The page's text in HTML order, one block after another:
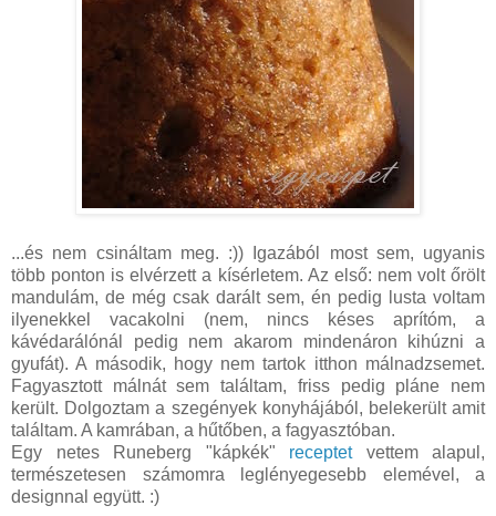
...és nem csináltam meg. :)) Igazából most sem, ugyanis
több ponton is elvérzett a kísérletem. Az első: nem volt őrölt
mandulám, de még csak darált sem, én pedig lusta voltam
ilyenekkel vacakolni (nem, nincs késes aprítóm, a
kávédarálónál pedig nem akarom mindenáron kihúzni a
gyufát). A második, hogy nem tartok itthon málnadzsemet.
Fagyasztott málnát sem találtam, friss pedig pláne nem
került. Dolgoztam a szegények konyhájából, belekerült amit
találtam. A kamrában, a hűtőben, a fagyasztóban.
Egy netes Runeberg "kápkék" receptetvettem alapul,
természetesen számomra leglényegesebb elemével, a
designnal együtt. :)